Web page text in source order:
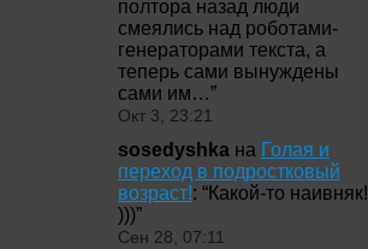
полтора назад люди
смеялись над роботами-
генераторами текста, а
теперь сами вынуждены
сами им…”
Окт 3, 23:21
sosedyshka на Голая и
переход в подростковый
возраст!: “Какой-то наивняк!
)))”
Сен 28, 07:11